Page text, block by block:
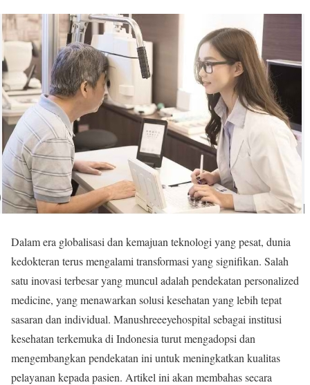
Dalam era globalisasi dan kemajuan teknologi yang pesat, dunia
kedokteran terus mengalami transformasi yang signifikan. Salah
satu inovasi terbesar yang muncul adalah pendekatan personalized
medicine, yang menawarkan solusi kesehatan yang lebih tepat
sasaran dan individual. Manushreeeyehospital sebagai institusi
kesehatan terkemuka di Indonesia turut mengadopsi dan
mengembangkan pendekatan ini untuk meningkatkan kualitas
pelayanan kepada pasien. Artikel ini akan membahas secara